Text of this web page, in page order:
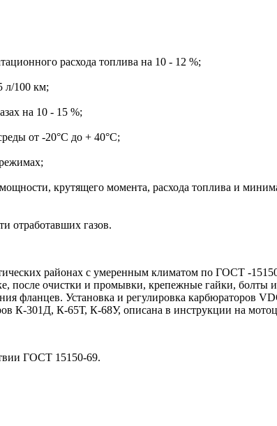
расхода топлива на 10 - 12 %;
л/100 км;
на 10 - 15 %;
от -20°С до + 40°С;
крутящего момента, расхода топлива и
отработавших газов.
районах с умеренным климатом по ГОСТ -
после очистки и промывки, крепежные гайки, болты
фланцев. Установка и регулировка карбюраторов
К-301Д, К-65Т, К-68У, описана в инструкции на
ГОСТ 15150-69.